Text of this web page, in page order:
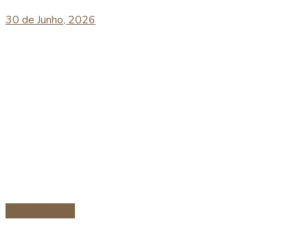
30 de Junho, 2026